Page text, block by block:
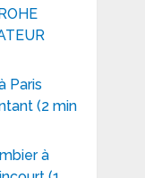
Paris
(2 min
à